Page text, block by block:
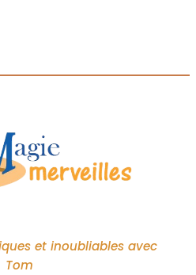
et inoubliables avec
Tom